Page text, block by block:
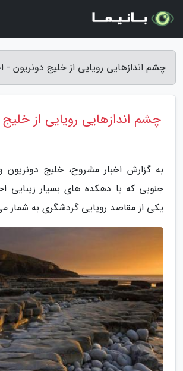
چشم اندازهایی رویایی از خلیج دونریون -
چشم اندازهایی رویایی از
به گزارش اخبار مشروح، خلیج دونریون
جنوبی که با دهکده های بسیار زیبایی
یکی از مقاصد رویایی گردشگری به شمار